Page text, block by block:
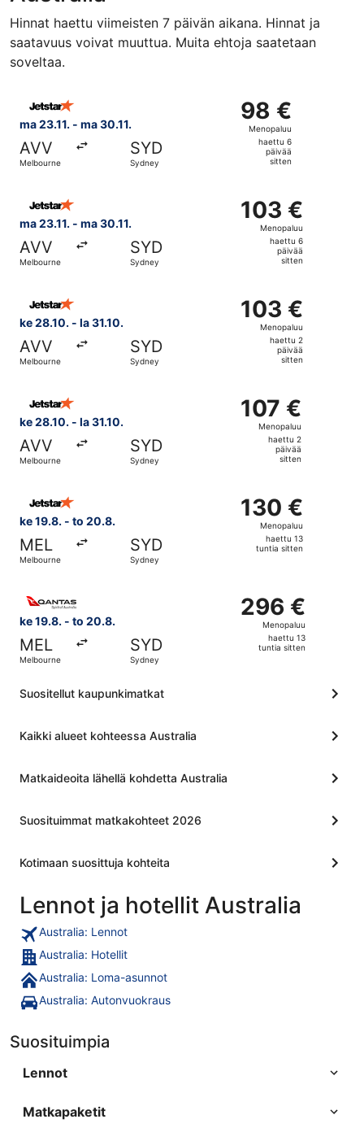
Hinnat haettu viimeisten 7 päivän aikana. Hinnat ja
saatavuus voivat muuttua. Muita ehtoja saatetaan
soveltaa.
ma 23.11. - ma 30.11.
AVV
Melbourne
SYD
Sydney
98 €
Menopaluu,
haettu
päivää
98 €
Menopaluu
haettu 6
päivää
sitten
ma 23.11. - ma 30.11.
AVV
Melbourne
SYD
Sydney
103 €
Menopaluu,
haettu
103 €
Menopaluu
haettu 6
päivää
sitten
ke 28.10. - la 31.10.
AVV
Melbourne
SYD
Sydney
103 €
Menopaluu,
haettu
103 €
Menopaluu
haettu 2
päivää
sitten
ke 28.10. - la 31.10.
AVV
Melbourne
SYD
Sydney
107 €
Menopaluu,
haettu
107 €
Menopaluu
haettu 2
päivää
sitten
Valitse lentoyhtiön Jetstar lento, lähtö ke 28.10.
ke 19.8. - to 20.8.
MEL
Melbourne
SYD
Sydney
130 €
Menopaluu,
haettu
130 €
Menopaluu
haettu 13
tuntia sitten
Valitse lentoyhtiön Jetstar lento, lähtö ke 19.8.
ke 19.8. - to 20.8.
MEL
Melbourne
SYD
Sydney
296 €
Menopaluu,
haettu
296 €
Menopaluu
haettu 13
tuntia sitten
Suositellut kaupunkimatkat
Kaikki alueet kohteessa Australia
Matkaideoita lähellä kohdetta Australia
Suosituimmat matkakohteet 2026
Kotimaan suosittuja kohteita
Lennot ja hotellit Australia
Australia: Lennot
Australia: Hotellit
Australia: Loma-asunnot
Australia: Autonvuokraus
Suosituimpia
Lennot
Matkapaketit